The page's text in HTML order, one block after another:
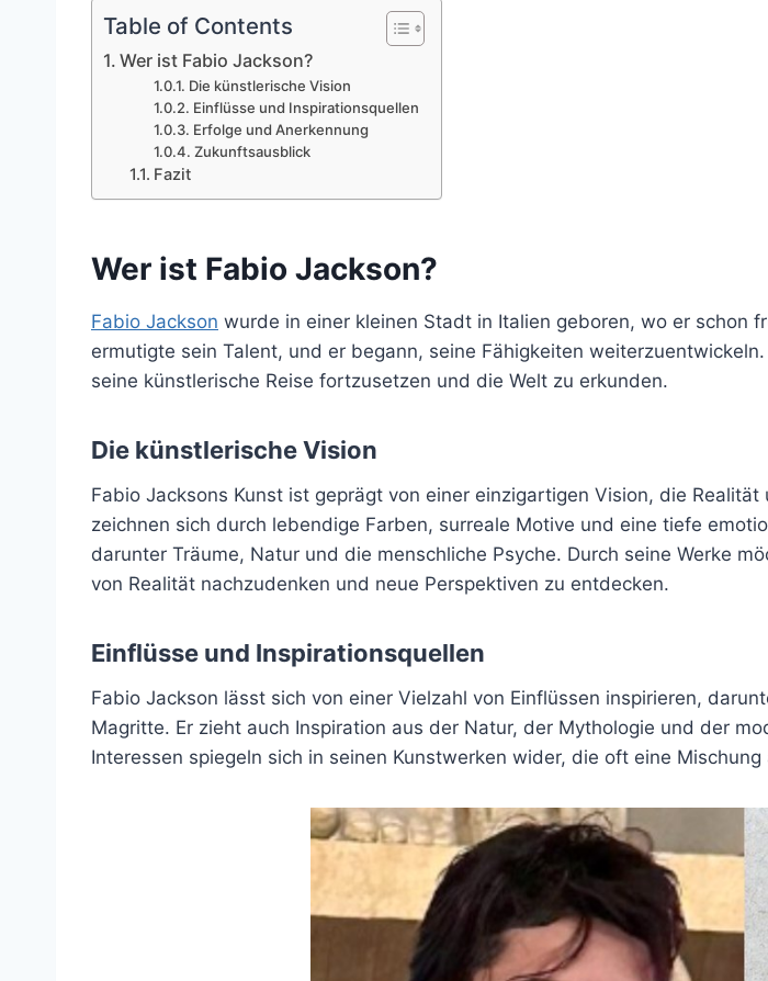
Table of Contents
Wer ist Fabio Jackson?
Die künstlerische Vision
Einflüsse und Inspirationsquellen
Erfolge und Anerkennung
Zukunftsausblick
Fazit
Wer ist Fabio Jackson?
Fabio Jackson wurde in einer kleinen Stadt in Italien geboren, wo er schon
ermutigte sein Talent, und er begann, seine Fähigkeiten
seine künstlerische Reise fortzusetzen und die Welt zu erkunden.
Die künstlerische Vision
Fabio Jacksons Kunst ist geprägt von einer einzigartigen Vision, die
zeichnen sich durch lebendige Farben, surreale Motive und eine tiefe
darunter Träume, Natur und die menschliche Psyche. Durch seine Werke
von Realität nachzudenken und neue Perspektiven zu entdecken.
Einflüsse und Inspirationsquellen
Fabio Jackson lässt sich von einer Vielzahl von Einflüssen inspirieren,
Magritte. Er zieht auch Inspiration aus der Natur, der Mythologie und der
Interessen spiegeln sich in seinen Kunstwerken wider, die oft eine